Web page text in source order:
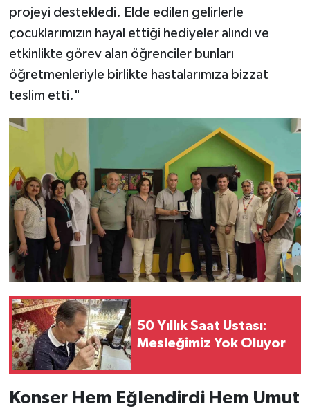
projeyi destekledi. Elde edilen gelirlerle
çocuklarımızın hayal ettiği hediyeler alındı ve
etkinlikte görev alan öğrenciler bunları
öğretmenleriyle birlikte hastalarımıza bizzat
teslim etti."
50 Yıllık Saat Ustası:
Mesleğimiz Yok Oluyor
Konser Hem Eğlendirdi Hem Umut